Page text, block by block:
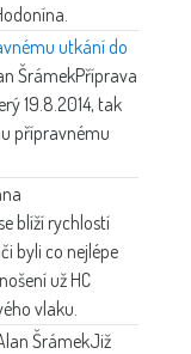
utkání do
ŠrámekPříprava
19.8.2014, tak
přípravnému
blíží rychlostí
byli co nejlépe
už HC
vlaku.
ŠrámekJiž